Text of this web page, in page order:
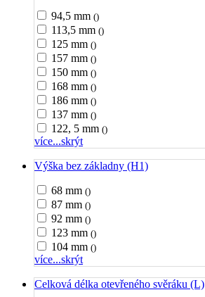
94,5 mm ()
113,5 mm ()
125 mm ()
157 mm ()
150 mm ()
168 mm ()
186 mm ()
137 mm ()
122, 5 mm ()
více...skrýt
Výška bez základny (H1)
68 mm ()
87 mm ()
92 mm ()
123 mm ()
104 mm ()
více...skrýt
Celková délka otevřeného svěráku (L)